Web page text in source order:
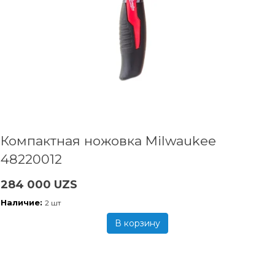
Компактная ножовка Milwaukee
48220012
284 000 UZS
Наличие: 2 шт
В корзину